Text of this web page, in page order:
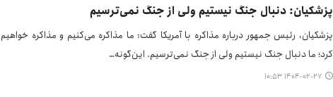
پزشکیان: دنبال جنگ نیستیم ولی از جنگ نمی‌ترسیم
پزشکیان، رئیس جمهور درباره مذاکره با آمریکا گفت: ما مذاکره می‌کنیم و مذاکره خواهیم
کرد؛ ما دنبال جنگ نیستیم ولی از جنگ نمی‌ترسیم. این‌گونه…
۱۴۰۴-۰۲-۲۷ ۱۰:۵۳